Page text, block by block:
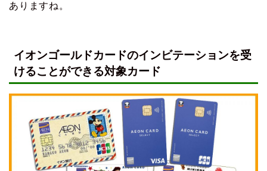
ありますね。
イオンゴールドカードのインビテーションを受
けることができる対象カード